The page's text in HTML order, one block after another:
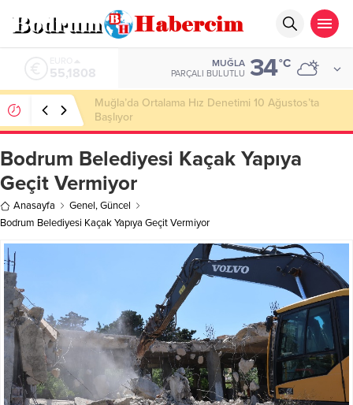
6.662,82
MUĞLA
PARÇALI BULUTLU 34°C
Ankara; “Bodrum’un misyonu, mottosu, vizyonu;
genç oyuncuları parlatıp onlara kariyer
kazandırmak”
Bodrum Belediyesi Kaçak Yapıya
Geçit Vermiyor
Anasayfa Genel,Güncel
Bodrum Belediyesi Kaçak Yapıya Geçit Vermiyor